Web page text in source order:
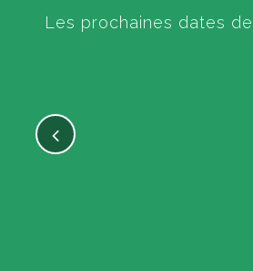
Les prochaines dates